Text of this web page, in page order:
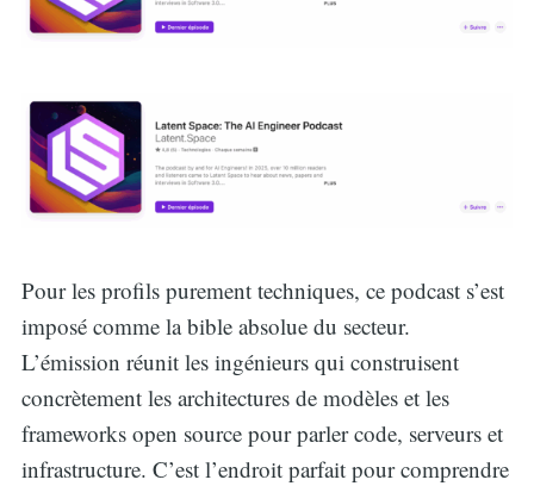
Pour les profils purement techniques, ce podcast s’est
imposé comme la bible absolue du secteur.
L’émission réunit les ingénieurs qui construisent
concrètement les architectures de modèles et les
frameworks open source pour parler code, serveurs et
infrastructure. C’est l’endroit parfait pour comprendre